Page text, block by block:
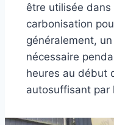
être utilisée
carbonisation
généralement,
nécessaire
heures au début
autosuffisant par